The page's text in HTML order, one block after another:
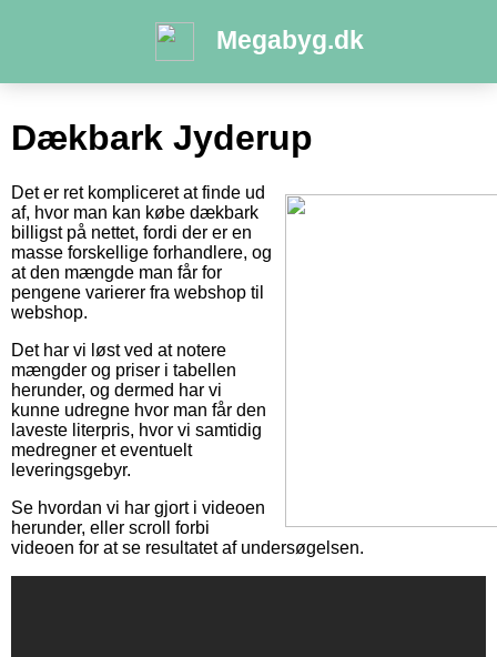
Megabyg.dk
Dækbark Jyderup
Det er ret kompliceret at finde ud
af, hvor man kan købe dækbark
billigst på nettet, fordi der er en
masse forskellige forhandlere, og
at den mængde man får for
pengene varierer fra webshop til
webshop.
Det har vi løst ved at notere
mængder og priser i tabellen
herunder, og dermed har vi
kunne udregne hvor man får den
laveste literpris, hvor vi samtidig
medregner et eventuelt
leveringsgebyr.
Se hvordan vi har gjort i videoen
herunder, eller scroll forbi
videoen for at se resultatet af undersøgelsen.